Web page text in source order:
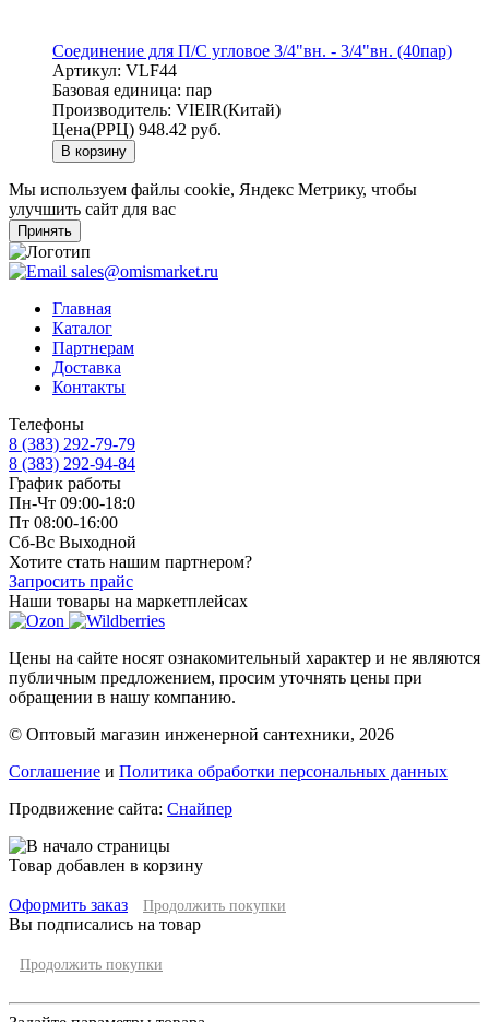
Соединение для П/С угловое 3/4"вн. - 3/4"вн. (40пар)
Артикул: VLF44
Базовая единица: пар
Производитель: VIEIR(Китай)
Цена(РРЦ) 948.42 руб.
В корзину
Мы используем файлы cookie, Яндекс Метрику, чтобы
улучшить сайт для вас
Принять
sales@omismarket.ru
Главная
Каталог
Партнерам
Доставка
Контакты
Телефоны
8 (383) 292-79-79
8 (383) 292-94-84
График работы
Пн-Чт 09:00-18:0
Пт 08:00-16:00
Сб-Вс Выходной
Хотите стать нашим партнером?
Запросить прайс
Наши товары на маркетплейсах
Цены на сайте носят ознакомительный характер и не являются
публичным предложением, просим уточнять цены при
обращении в нашу компанию.
© Оптовый магазин инженерной сантехники, 2026
Соглашение и Политика обработки персональных данных
Продвижение сайта: Снайпер
Товар добавлен в корзину
Оформить заказ Продолжить покупки
Вы подписались на товар
Продолжить покупки